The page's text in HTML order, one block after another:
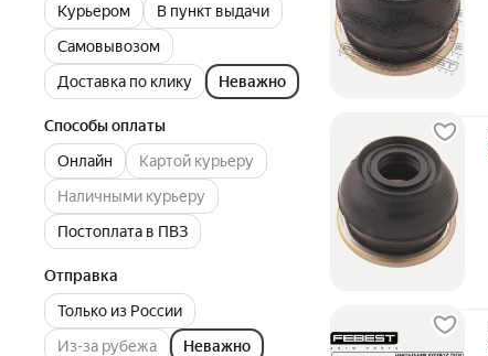
Курьером
В пункт выдачи
Самовывозом
Доставка по клику
Неважно
Способы оплаты
Онлайн
Картой курьеру
Наличными курьеру
Постоплата в ПВЗ
Отправка
Только из России
Из-за рубежа
Неважно